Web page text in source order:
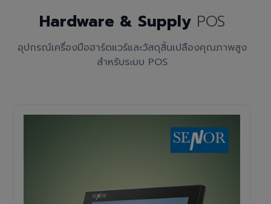
Hardware & Supply POS
อุปกรณ์เครื่องมือฮาร์ดแวร์และวัสดุสิ้นเปลืองคุณภาพสูง
สำหรับระบบ POS